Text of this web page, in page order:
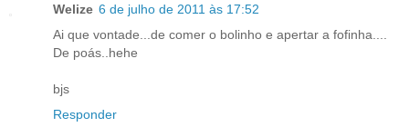
Welize 6 de julho de 2011 às 17:52
Ai que vontade...de comer o bolinho e apertar a fofinha....
De poás..hehe
bjs
Responder